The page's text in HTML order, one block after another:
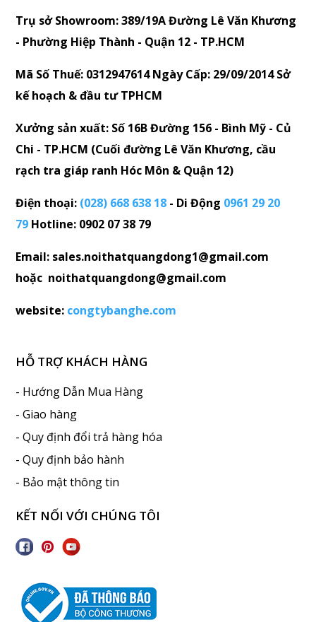
Trụ sở Showroom: 389/19A Đường Lê Văn Khương
- Phường Hiệp Thành - Quận 12 - TP.HCM
Mã Số Thuế: 0312947614 Ngày Cấp: 29/09/2014 Sở
kế hoạch & đầu tư TPHCM
Xưởng sản xuất: Số 16B Đường 156 - Bình Mỹ - Củ
Chi - TP.HCM (Cuối đường Lê Văn Khương, cầu
rạch tra giáp ranh Hóc Môn & Quận 12)
Điện thoại: (028) 668 638 18 - Di Động 0961 29 20
79 Hotline: 0902 07 38 79
Email: sales.noithatquangdong1@gmail.com
hoặc noithatquangdong@gmail.com
website: congtybanghe.com
HỖ TRỢ KHÁCH HÀNG
- Hướng Dẫn Mua Hàng
- Giao hàng
- Quy định đổi trả hàng hóa
- Quy định bảo hành
- Bảo mật thông tin
KẾT NỐI VỚI CHÚNG TÔI